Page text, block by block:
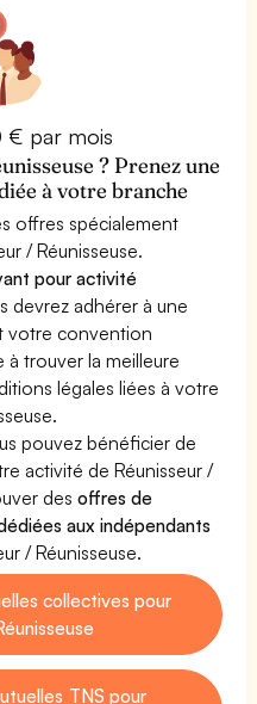
€ par mois
? Prenez une
à votre branche
offres spécialement
/ Réunisseuse.
pour activité
devrez adhérer à une
votre convention
à trouver la meilleure
légales liées à votre
pouvez bénéficier de
activité de Réunisseur /
desoffres de
aux indépendants
/ Réunisseuse.
collectives pour
TNS pour